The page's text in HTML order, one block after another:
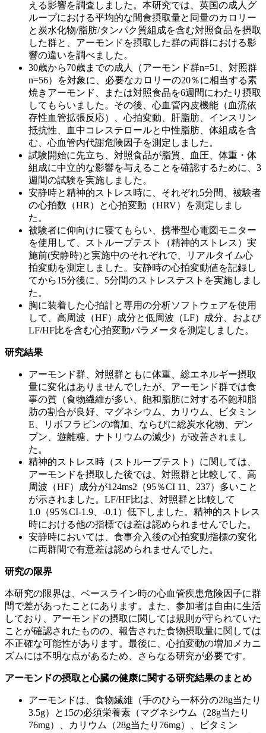
える影響を調査しました。本研究では、英国の成人グ
ループにおける平均的な間食摂取量と同量のカロリー
と炭水化物/脂肪/タンパク質組成を含む対照食品を摂取
した群と、アーモンドを摂取した群の両群における影
響の違いを調べました。
30歳から70歳までの成人（アーモンド群n=51、対照群
n=56）を対象に、必要なカロリーの20％に相当する素
焼きアーモンド、または対照食品を6週間にわたり摂取
してもらいました。その後、心血管内皮機能（血流依
存性血管拡張反応）、心拍変動、肝脂肪、インスリン
抵抗性、血中コレステロールと中性脂肪、体組成を含
む、心血管内代謝危険因子を測定しました。
試験開始に先立ち、対照食品が脂質、血圧、体重・体
組成に中立的な影響を与えることを確認するために、3
週間の試験を実施しました。
安静時と精神的ストレス時に、それぞれ5分間、被験者
の心拍数（HR）と心拍変動（HRV）を測定しまし
た。
被験者に仰向けに寝てもらい、携帯型心電図モニター
を使用して、ストループテスト（精神的ストレス）実
施前(安静時)と実施中のそれぞれで、リアルタイム心
拍変動を測定しました。安静時の心拍変動値を記録し
てから15分後に、5分間のストレステストを実施しまし
た。
胸に装着した心拍計と専用の分析ソフトウェアを使用
して、高周波（HF）成分と低周波（LF）成分、および
LF/HF比を含む心拍変動パラメータを測定しました。
研究結果
アーモンド群、対照群ともに体重、総エネルギー摂取
量に変化はありませんでしたが、アーモンド群では食
事の質（食物繊維が多い、飽和脂肪に対する不飽和脂
肪の割合が良好、マグネシウム、カリウム、ビタミン
E、リボフラビンの増加、ならびに総炭水化物、デン
プン、遊離糖、ナトリウムの減少）が改善されまし
た。
精神的ストレス時（ストループテスト）に関しては、
アーモンドを摂取した後では、対照群と比較して、高
周波（HF）成分が124ms2（95％CI 11、237）多いこと
が示されました。LF/HF比は、対照群と比較して
1.0（95％CI-1.9、-0.1）低下しました。精神的ストレス
時における他の指標では差は認められませんでした。
安静時においては、食事介入後の心拍変動指標の変化
に両群間で有意差は認められませんでした。
研究の限界
本研究の限界は、ベースライン時の心血管疾患危険因子に群
間で差があったことにあります。また、参加者は自由に生活
しており、アーモンドの摂取に関しては規則が守られていた
ことが確認されたものの、報告された食物摂取量に関しては
不正確な可能性があります。最後に、心拍変動の増加メカニ
ズムには不明な点があるため、さらなる研究が必要です。
アーモンドの摂取と心臓の健康に関する研究結果のまとめ
アーモンドは、食物繊維（手のひら一杯分の28g当たり
3.5g）と15の必須栄養素（マグネシウム（28g当たり
76mg）、カリウム（28g当たり76mg）、ビタミン